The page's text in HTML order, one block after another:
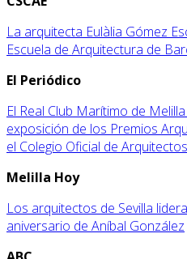
La arquitecta Eulàlia Gómez
Escuela de Arquitectura de
El Periódico
El Real Club Marítimo de
exposición de los Premios
el Colegio Oficial de Arquitectos
Melilla Hoy
Los arquitectos de Sevilla
aniversario de Aníbal González